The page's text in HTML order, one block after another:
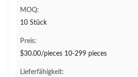
MOQ:
10 Stück
Preis:
$30.00/pieces 10-299 pieces
Lieferfähigkeit: